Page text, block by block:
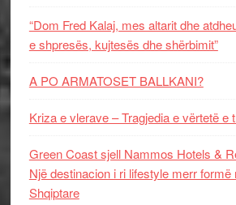
“Dom Fred Kalaj, mes altarit dhe
e shpresës, kujtesës dhe shërbimit”
A PO ARMATOSET BALLKANI?
Kriza e vlerave – Tragjedia e vërtetë e
Green Coast sjell Nammos Hotels &
Një destinacion i ri lifestyle merr formë
Shqiptare